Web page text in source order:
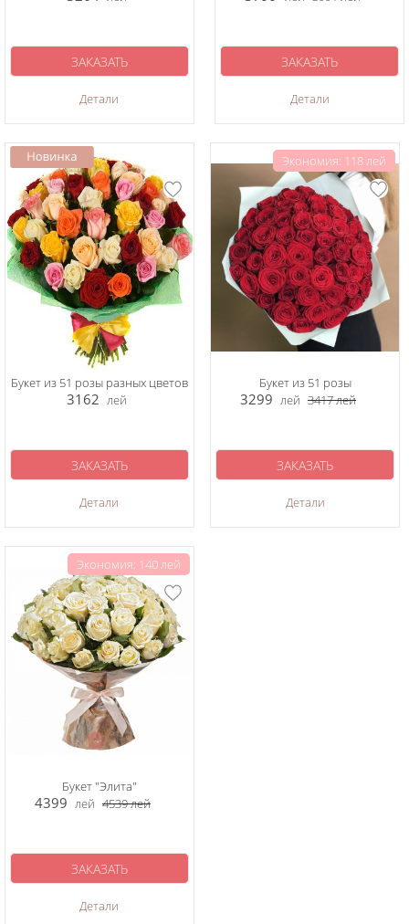
Детали
ЗАКАЗАТЬ
Детали
ЗАКАЗАТЬ
Букет из 51 розы разных цветов
3162 лей
Детали
ЗАКАЗАТЬ
Экономия: 118 лей
Букет из 51 розы
3299 лей 3417лей
Детали
ЗАКАЗАТЬ
Экономия: 140 лей
Букет "Элита"
4399 лей 4539лей
Детали
ЗАКАЗАТЬ